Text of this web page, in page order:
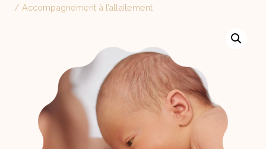
/ Accompagnement à l’allaitement